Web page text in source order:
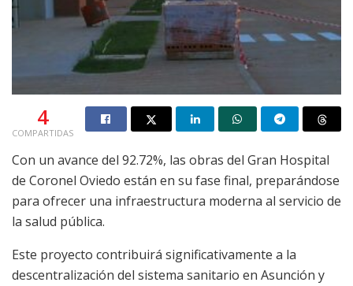
4
COMPARTIDAS
Con un avance del 92.72%, las obras del Gran Hospital
de Coronel Oviedo están en su fase final, preparándose
para ofrecer una infraestructura moderna al servicio de
la salud pública.
Este proyecto contribuirá significativamente a la
descentralización del sistema sanitario en Asunción y